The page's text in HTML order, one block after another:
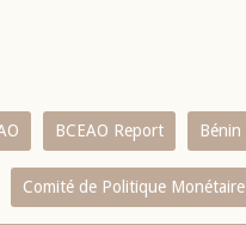
BCEAO Report Bénin
Comité de Politique Monétaire